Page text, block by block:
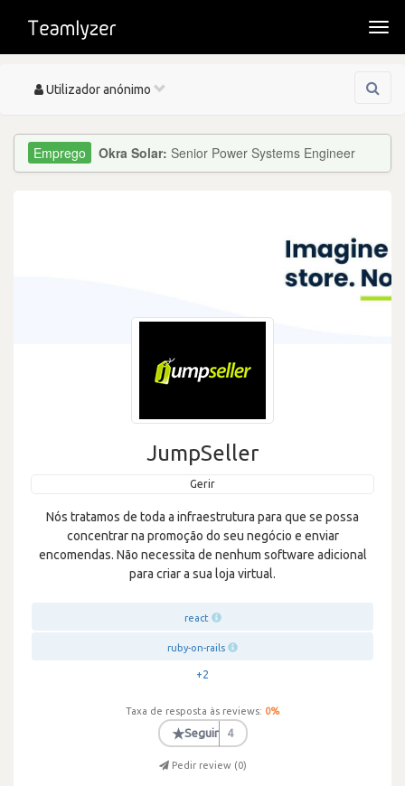
Toggle
Utilizador anónimo
Okra Solar: Senior Power Systems Engineer
JumpSeller
Gerir
Nós tratamos de toda a infraestrutura para que se possa
concentrar na promoção do seu negócio e enviar
encomendas. Não necessita de nenhum software adicional
para criar a sua loja virtual.
react
ruby-on-rails
+2
Taxa de resposta às reviews: 0%
★Seguir 4
Pedir review (0)